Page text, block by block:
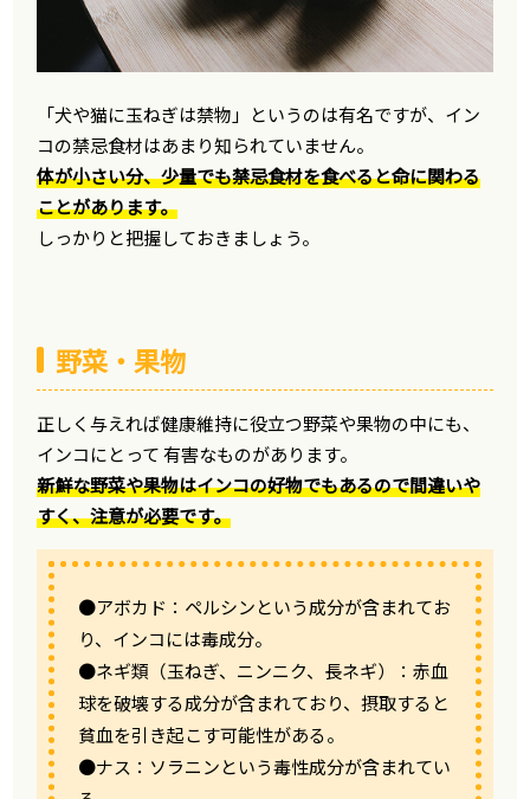
「犬や猫に玉ねぎは禁物」というのは有名ですが、イン
コの禁忌食材はあまり知られていません。
体が小さい分、少量でも禁忌食材を食べると命に関わる
ことがあります。
しっかりと把握しておきましょう。
野菜・果物
正しく与えれば健康維持に役立つ野菜や果物の中にも、
インコにとって 有害なものがあります。
新鮮な野菜や果物はインコの好物でもあるので間違いや
すく、注意が必要です。
●アボカド：ペルシンという成分が含まれてお
り、インコには毒成分。
●ネギ類（玉ねぎ、ニンニク、長ネギ）：赤血
球を破壊する成分が含まれており、摂取すると
貧血を引き起こす可能性がある。
●ナス：ソラニンという毒性成分が含まれてい